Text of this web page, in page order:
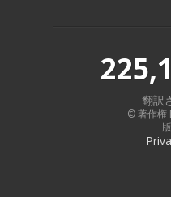
翻訳
© 著作権